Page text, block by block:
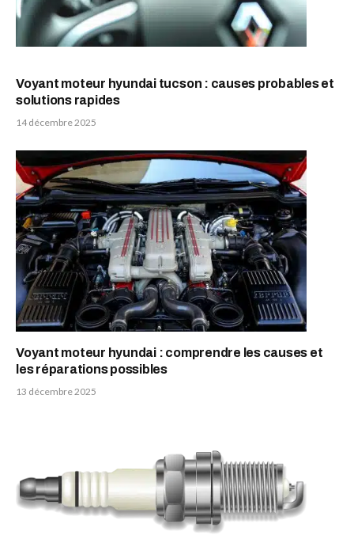
Voyant moteur hyundai tucson : causes probables et
solutions rapides
14 décembre 2025
Voyant moteur hyundai : comprendre les causes et
les réparations possibles
13 décembre 2025